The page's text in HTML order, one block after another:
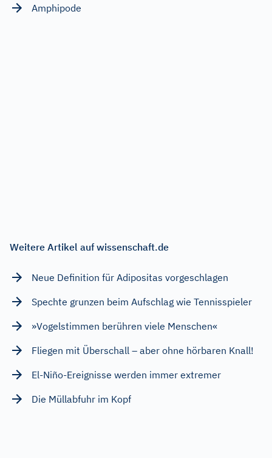
Amphipode
Weitere Artikel auf wissenschaft.de
Neue Definition für Adipositas vorgeschlagen
Spechte grunzen beim Aufschlag wie Tennisspieler
»Vogelstimmen berühren viele Menschen«
Fliegen mit Überschall – aber ohne hörbaren Knall!
El-Niño-Ereignisse werden immer extremer
Die Müllabfuhr im Kopf